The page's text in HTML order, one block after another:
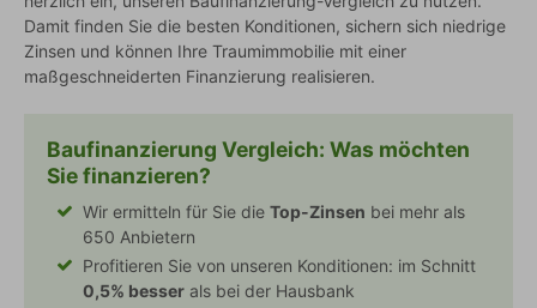
Damit finden Sie die besten Konditionen, sichern sich niedrige
Zinsen und können Ihre Traumimmobilie mit einer
maßgeschneiderten Finanzierung realisieren.
Baufinanzierung Vergleich: Was möchten
Sie finanzieren?
Wir ermitteln für Sie die Top-Zinsen bei mehr als
650 Anbietern
Profitieren Sie von unseren Konditionen: im Schnitt
0,5% besser als bei der Hausbank